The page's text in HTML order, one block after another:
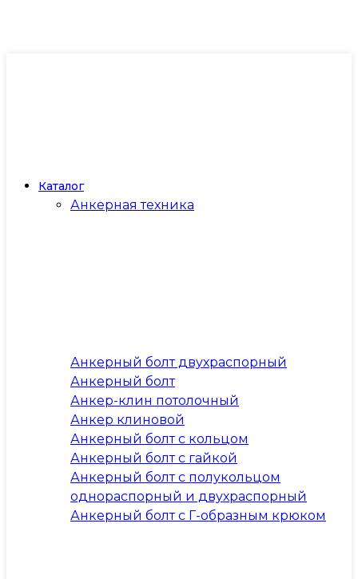
Каталог
Анкерная техника
Анкерный болт двухраспорный
Анкерный болт
Анкер-клин потолочный
Анкер клиновой
Анкерный болт с кольцом
Анкерный болт с гайкой
Анкерный болт с полукольцом
однораспорный и двухраспорный
Анкерный болт с Г-образным крюком